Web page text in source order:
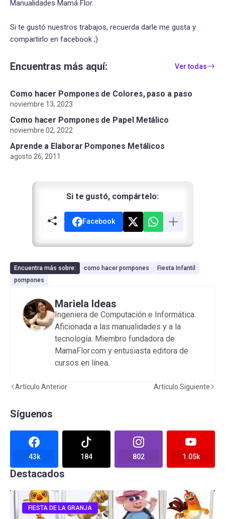
Manualidades Mamá Flor.
Si te gustó nuestros trabajos, recuerda darle me gusta y
compartirlo en facebook ;)
Encuentras más aquí: Ver todas
Como hacer Pompones de Colores, paso a paso
noviembre 13, 2023
Como hacer Pompones de Papel Metálico
noviembre 02, 2022
Aprende a Elaborar Pompones Metálicos
agosto 26, 2011
Si te gustó, compártelo:
Facebook
Encuentra más sobre: como hacer pompones
Fiesta Infantil
pompones
Mariela Ideas
Ingeniera de Computación e Informática.
Aficionada a las manualidades y a la
tecnología. Miembro fundadora de
MamaFlor.com y entusiasta editora de
cursos en línea.
Artículo Anterior Artículo Siguiente
Síguenos
43k 184 802 1.05k
Destacados
FIESTA DE LA GRANJA